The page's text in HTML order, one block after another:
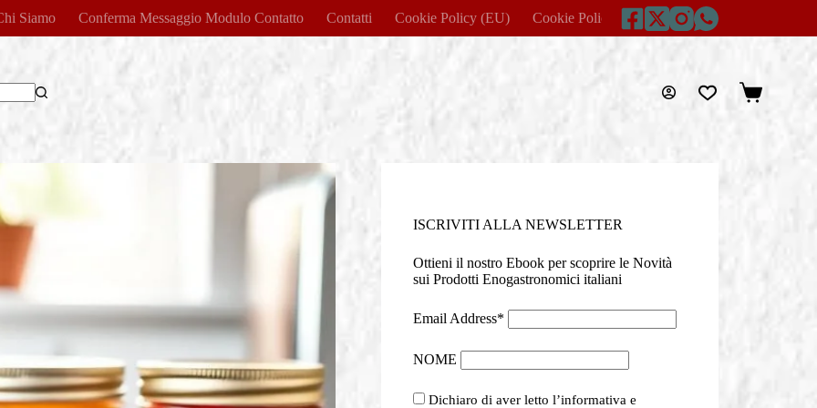
Siamo Conferma Messaggio Modulo Contatto Contatti Cookie Policy (EU) Cookie Policy (UK) Disclaimer
Carrello
ISCRIVITI ALLA NEWSLETTER
Ottieni il nostro Ebook per scoprire le Novità
sui Prodotti Enogastronomici italiani
Email Address*
NOME
Dichiaro di aver letto l’informativa e